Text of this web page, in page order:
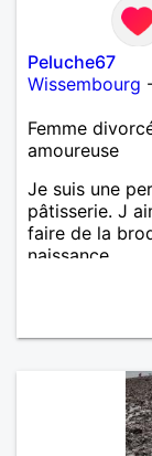
Peluche67
Wissembourg
Femme
amoureuse
Je suis une
pâtisserie. J
faire de la
naissance.